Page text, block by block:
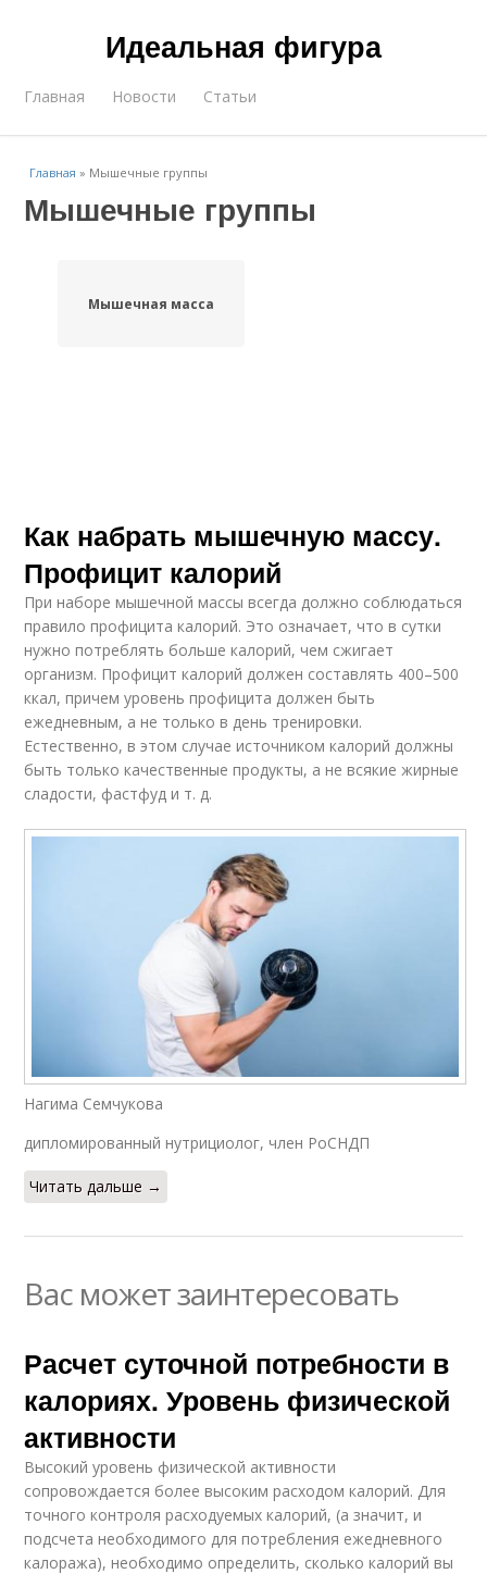
Идеальная фигура
Главная Новости Статьи
Главная » Мышечные группы
Мышечные группы
Мышечная масса
Как набрать мышечную массу.
Профицит калорий
При наборе мышечной массы всегда должно соблюдаться
правило профицита калорий. Это означает, что в сутки
нужно потреблять больше калорий, чем сжигает
организм. Профицит калорий должен составлять 400–500
ккал, причем уровень профицита должен быть
ежедневным, а не только в день тренировки.
Естественно, в этом случае источником калорий должны
быть только качественные продукты, а не всякие жирные
сладости, фастфуд и т. д.
Нагима Семчукова
дипломированный нутрициолог, член РоСНДП
Читать дальше →
Вас может заинтересовать
Расчет суточной потребности в
калориях. Уровень физической
активности
Высокий уровень физической активности
сопровождается более высоким расходом калорий. Для
точного контроля расходуемых калорий, (а значит, и
подсчета необходимого для потребления ежедневного
калоража), необходимо определить, сколько калорий вы